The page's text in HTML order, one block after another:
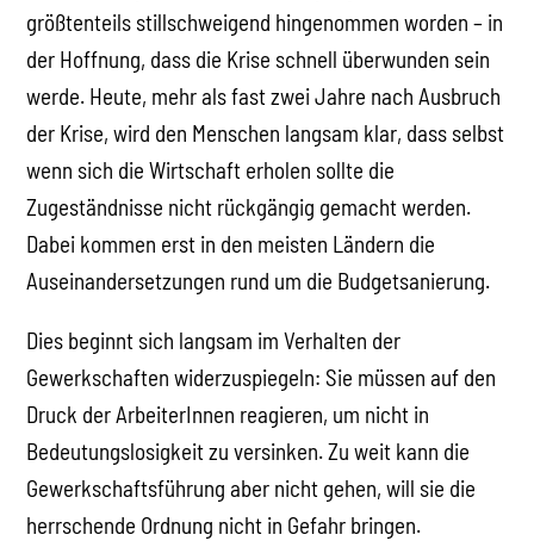
größtenteils stillschweigend hingenommen worden – in
der Hoffnung, dass die Krise schnell überwunden sein
werde. Heute, mehr als fast zwei Jahre nach Ausbruch
der Krise, wird den Menschen langsam klar, dass selbst
wenn sich die Wirtschaft erholen sollte die
Zugeständnisse nicht rückgängig gemacht werden.
Dabei kommen erst in den meisten Ländern die
Auseinandersetzungen rund um die Budgetsanierung.
Dies beginnt sich langsam im Verhalten der
Gewerkschaften widerzuspiegeln: Sie müssen auf den
Druck der ArbeiterInnen reagieren, um nicht in
Bedeutungslosigkeit zu versinken. Zu weit kann die
Gewerkschaftsführung aber nicht gehen, will sie die
herrschende Ordnung nicht in Gefahr bringen.